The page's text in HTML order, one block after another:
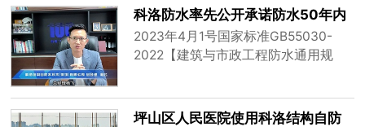
煤矿、盐湖等下工程、喷射混凝土防
水防腐；公路、铁路、桥梁、码头、
地铁及水下隧道等防水工程。
科洛防水率先公开承诺防水50年内
免费维修
2023年4月1号国家标准GB55030-
2022【建筑与市政工程防水通用规
计工作年限（50年）。
坪山区人民医院使用科洛结构自防